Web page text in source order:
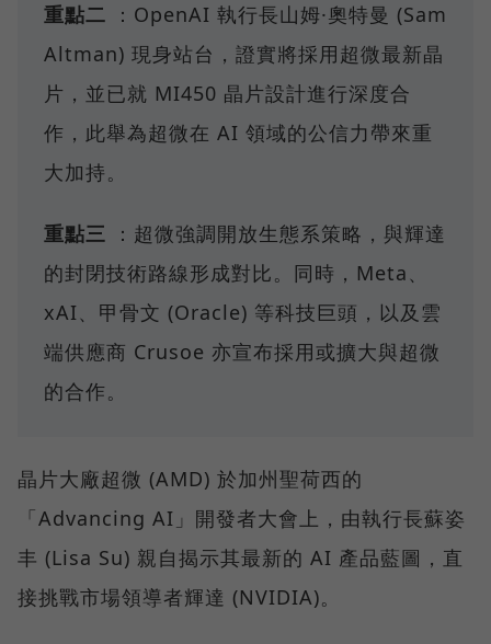
重點二 ：OpenAI 執行長山姆·奧特曼 (Sam
Altman) 現身站台，證實將採用超微最新晶
片，並已就 MI450 晶片設計進行深度合
作，此舉為超微在 AI 領域的公信力帶來重
大加持。
重點三 ：超微強調開放生態系策略，與輝達
的封閉技術路線形成對比。同時，Meta、
xAI、甲骨文 (Oracle) 等科技巨頭，以及雲
端供應商 Crusoe 亦宣布採用或擴大與超微
的合作。
晶片大廠超微 (AMD) 於加州聖荷西的
「Advancing AI」開發者大會上，由執行長蘇姿
丰 (Lisa Su) 親自揭示其最新的 AI 產品藍圖，直
接挑戰市場領導者輝達 (NVIDIA)。